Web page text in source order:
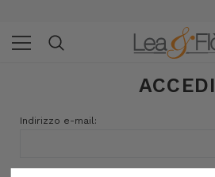
ACCEDI
Indirizzo e-mail: